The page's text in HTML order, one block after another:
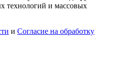
технологий и массовых
и Согласие на обработку